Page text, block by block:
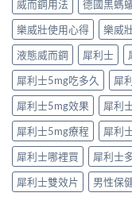
南〉
中
善
早
洩？
起
效
時
間
與
作
用
機
制
全
揭
秘〉
分、
療
程
安
排、
正
確
用
法
與
安
全
指
南〉
威而鋼用法
德國黑螞
樂威壯使用心得
樂威
液態威而鋼
犀利士
犀利士5mg吃多久
犀
犀利士5mg效果
犀利
犀利士5mg療程
犀利
犀利士哪裡買
犀利士
犀利士雙效片
男性保